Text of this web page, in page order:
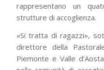
rappresentano un
strutture di accoglienza.
«Si tratta di ragazzi»,
direttore della
Piemonte e Valle